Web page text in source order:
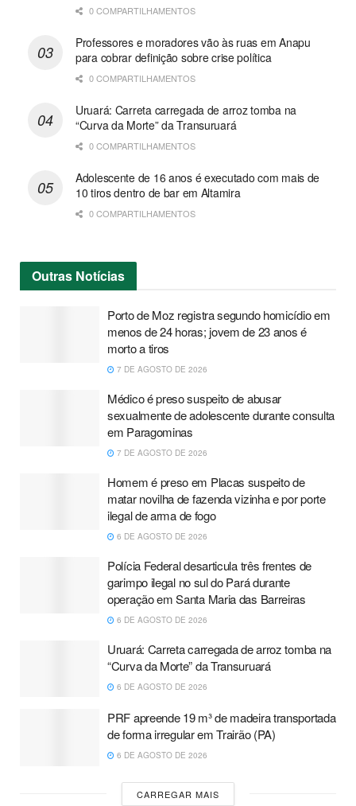
0 COMPARTILHAMENTOS
Professores e moradores vão às ruas em Anapu
para cobrar definição sobre crise política
0 COMPARTILHAMENTOS
Uruará: Carreta carregada de arroz tomba na
“Curva da Morte” da Transuruará
0 COMPARTILHAMENTOS
Adolescente de 16 anos é executado com mais de
10 tiros dentro de bar em Altamira
0 COMPARTILHAMENTOS
Outras Notícias
Porto de Moz registra segundo homicídio em
menos de 24 horas; jovem de 23 anos é
morto a tiros
7 DE AGOSTO DE 2026
Médico é preso suspeito de abusar
sexualmente de adolescente durante consulta
em Paragominas
7 DE AGOSTO DE 2026
Homem é preso em Placas suspeito de
matar novilha de fazenda vizinha e por porte
ilegal de arma de fogo
6 DE AGOSTO DE 2026
Polícia Federal desarticula três frentes de
garimpo ilegal no sul do Pará durante
operação em Santa Maria das Barreiras
6 DE AGOSTO DE 2026
Uruará: Carreta carregada de arroz tomba na
“Curva da Morte” da Transuruará
6 DE AGOSTO DE 2026
PRF apreende 19 m³ de madeira transportada
de forma irregular em Trairão (PA)
6 DE AGOSTO DE 2026
CARREGAR MAIS